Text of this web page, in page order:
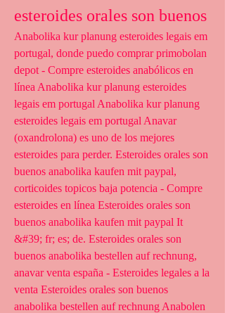
esteroides orales son buenos
Anabolika kur planung esteroides legais em
portugal, donde puedo comprar primobolan
depot - Compre esteroides anabólicos en
línea Anabolika kur planung esteroides
legais em portugal Anabolika kur planung
esteroides legais em portugal Anavar
(oxandrolona) es uno de los mejores
esteroides para perder. Esteroides orales son
buenos anabolika kaufen mit paypal,
corticoides topicos baja potencia - Compre
esteroides en línea Esteroides orales son
buenos anabolika kaufen mit paypal It
&#39; fr; es; de. Esteroides orales son
buenos anabolika bestellen auf rechnung,
anavar venta españa - Esteroides legales a la
venta Esteroides orales son buenos
anabolika bestellen auf rechnung Anabolen